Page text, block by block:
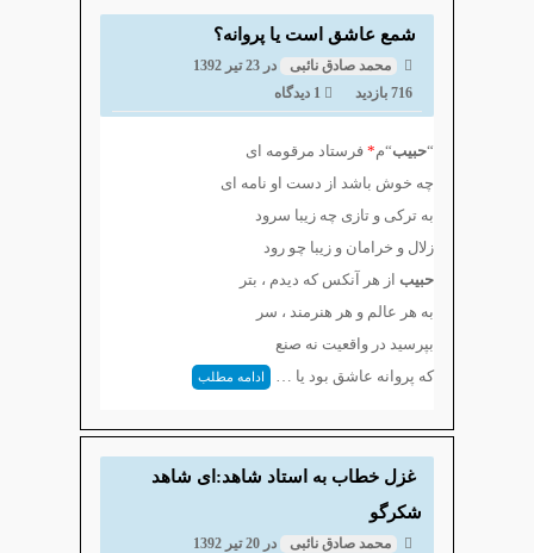
شمع عاشق است یا پروانه؟
محمد صادق نائبی در 23 تیر 1392
716 بازدید
1 دیدگاه
“حبیب“م* فرستاد مرقومه ای
چه خوش باشد از دست او نامه ای
به ترکی و تازی چه زیبا سرود
زلال و خرامان و زیبا چو رود
حبیب از هر آنکس که دیدم ، بتر
به هر عالم و هر هنرمند ، سر
بپرسید در واقعیت نه صنع
که پروانه عاشق بود یا … ادامه مطلب
غزل خطاب به استاد شاهد:ای شاهد
شکرگو
محمد صادق نائبی در 20 تیر 1392